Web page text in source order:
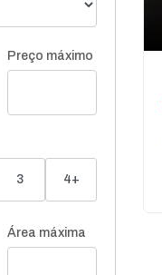
Preço máximo
3 4+
Área máxima